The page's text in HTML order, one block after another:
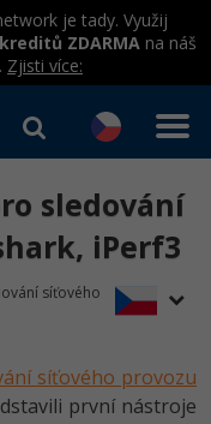
je tady. Využij
ZDARMAna náš
. Zjisti více:
sledování
iPerf3
síťového
síťového provozu
první nástroje